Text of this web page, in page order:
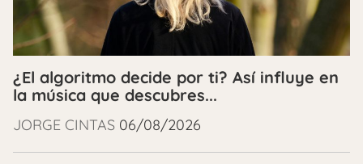
¿El algoritmo decide por ti? Así influye en
la música que descubres...
JORGE CINTAS 06/08/2026